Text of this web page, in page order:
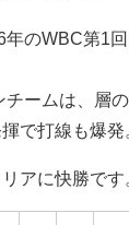
年のWBC第1
ームは、層
で打線も爆発
アに快勝です